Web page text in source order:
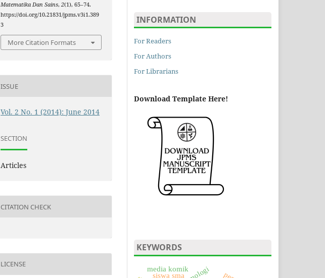
Matematika Dan Sains,2(1), 65–74.
https://doi.org/10.21831/jpms.v3i1.389
3
More Citation Formats
ISSUE
Vol. 2 No. 1 (2014): June 2014
SECTION
Articles
CITATION CHECK
LICENSE
INFORMATION
For Readers
For Authors
For Librarians
Download Template Here!
KEYWORDS
siswa sma
media komik